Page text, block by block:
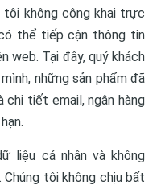
không công khai trực
thể tiếp cận thông tin
web. Tại đây, quý khách
những sản phẩm đã
chi tiết email, ngân hàng
liệu cá nhân và không
tôi không chịu bất